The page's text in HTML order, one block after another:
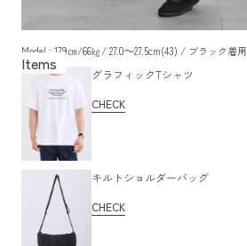
Model : 179㎝/66㎏/ 27.0～27.5cm(43) / ブラック着用
グラフィックTシャツ
CHECK
キルトショルダーバッグ
CHECK